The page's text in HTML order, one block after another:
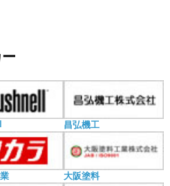
昌弘機工
大阪塗料